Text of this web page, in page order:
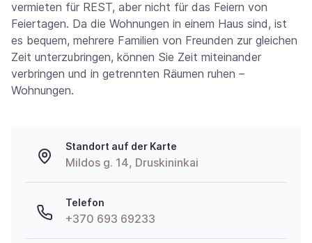
vermieten für REST, aber nicht für das Feiern von
Feiertagen. Da die Wohnungen in einem Haus sind, ist
es bequem, mehrere Familien von Freunden zur gleichen
Zeit unterzubringen, können Sie Zeit miteinander
verbringen und in getrennten Räumen ruhen –
Wohnungen.
Standort auf der Karte
Mildos g. 14, Druskininkai
Telefon
+370 693 69233